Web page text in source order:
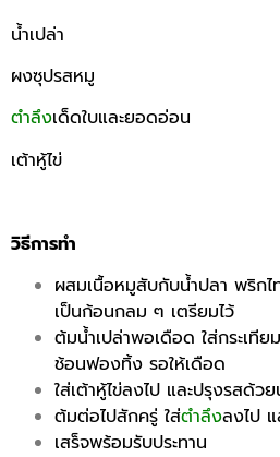
น้ำเปล่า
ผงซุปรสหมู
ตำลึงเด็ดใบและยอดอ่อน
เต้าหู้ไข่
วิธีการทำ
ผสมเนื้อหมูสับกับน้ำปลา พริกไ
เป็นก้อนกลม ๆ เตรียมไว้
ต้มน้ำเปล่าพอเดือด ใส่กระเที
ช้อนฟองทิ้ง รอให้เดือด
ใส่เต้าหู้ไข่ลงไป และปรุงรสด้ว
ต้มต่อไปสักครู่ ใส่ตำลึงลงไป แ
เสร็จพร้อมรับประทาน